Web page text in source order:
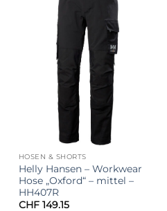
HOSEN & SHORTS
Helly Hansen – Workwear
Hose „Oxford“ – mittel –
HH407R
CHF149.15